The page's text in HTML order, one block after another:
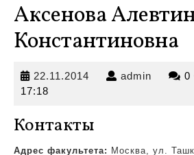
Аксенова
Константиновна
22.11.2014 22.11.2014
admin admin 0
17:18
Контакты
Адрес факультета: Москва, ул.